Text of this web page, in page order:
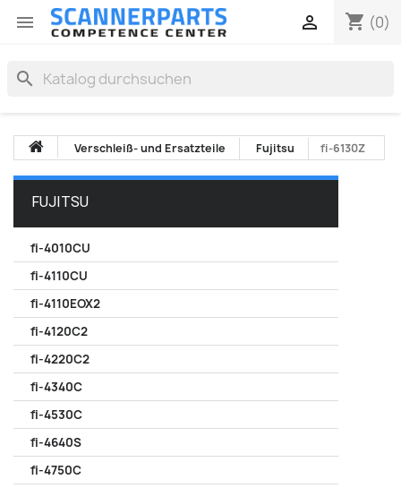
 shopping_cart (0)

search
Verschleiß- und Ersatzteile Fujitsu fi-6130Z
FUJITSU
fi-4010CU
fi-4110CU
fi-4110EOX2
fi-4120C2
fi-4220C2
fi-4340C
fi-4530C
fi-4640S
fi-4750C